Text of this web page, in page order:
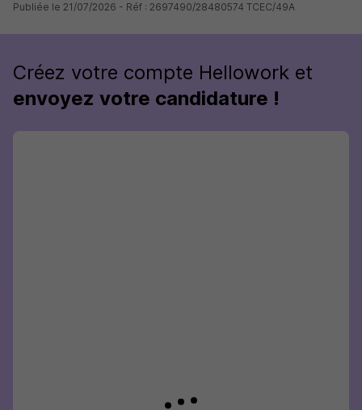
Publiée le 21/07/2026 - Réf : 2697490/28480574 TCEC/49A
Créez votre compte Hellowork et
envoyez votre candidature !